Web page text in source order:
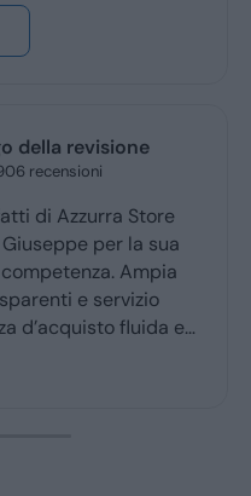
Ugo
Ottima esperienza
Giuseppe mi ha
ritiro a quello della